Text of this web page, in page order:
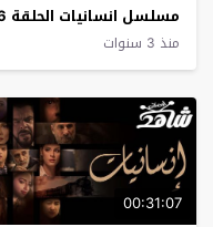
مسلسل انسانيات الحلقة 16
منذ 3 سنوات
00:31:07